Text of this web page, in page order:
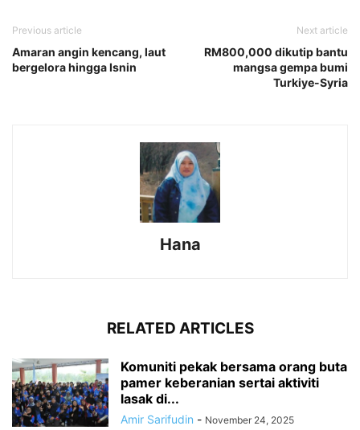
Previous article
Amaran angin kencang, laut
bergelora hingga Isnin
Next article
RM800,000 dikutip bantu
mangsa gempa bumi
Turkiye-Syria
Hana
RELATED ARTICLES
Komuniti pekak bersama orang buta
pamer keberanian sertai aktiviti
lasak di...
Amir Sarifudin - November 24, 2025